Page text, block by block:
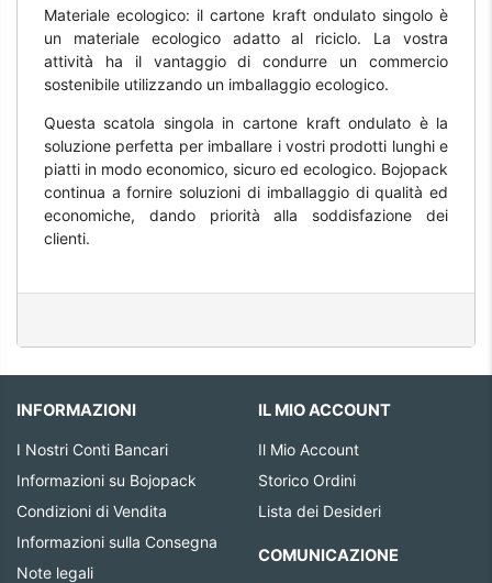
Materiale ecologico: il cartone kraft ondulato singolo è
un materiale ecologico adatto al riciclo. La vostra
attività ha il vantaggio di condurre un commercio
sostenibile utilizzando un imballaggio ecologico.
Questa scatola singola in cartone kraft ondulato è la
soluzione perfetta per imballare i vostri prodotti lunghi e
piatti in modo economico, sicuro ed ecologico. Bojopack
continua a fornire soluzioni di imballaggio di qualità ed
economiche, dando priorità alla soddisfazione dei
clienti.
INFORMAZIONI
I Nostri Conti Bancari
Informazioni su Bojopack
Condizioni di Vendita
Informazioni sulla Consegna
Note legali
IL MIO ACCOUNT
Il Mio Account
Storico Ordini
Lista dei Desideri
COMUNICAZIONE